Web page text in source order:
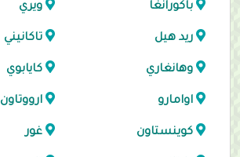
باكورانغا ويري
ريد هيل تاكانيني
وهانغاري كايابوي
اوامارو ارووتاون
كوينستاون غور